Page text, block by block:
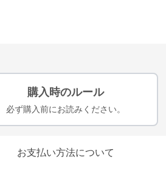
購入時のルール
必ず購入前にお読みください。
お支払い方法について